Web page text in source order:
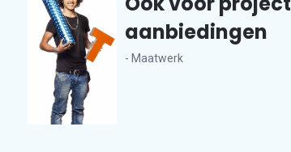
aanbiedingen
- Maatwerk